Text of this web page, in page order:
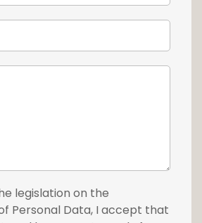
étage, les combles
proposent la chambre
maison, pourvue d'un espace
coin bureau, elle est le cocon
lequel vous pourrez vous
ou pour effectuer
legislation on the
Personal Data, I accept that